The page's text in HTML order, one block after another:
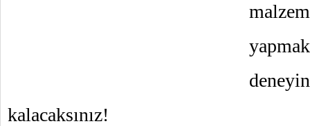
kalacaksınız!